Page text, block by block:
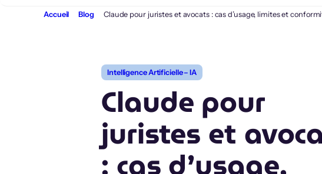
Accueil Blog Claude pour juristes et avocats : cas d’usage, limites et
Intelligence Artificielle – IA
Claude pour
juristes et